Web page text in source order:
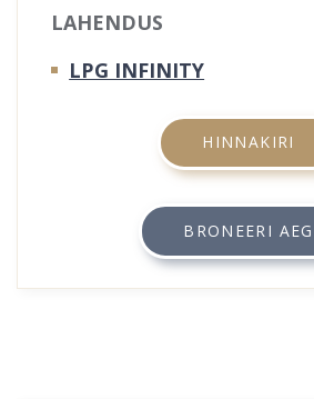
LAHENDUS
LPG INFINITY
HINNAKIRI
BRONEERI AEG